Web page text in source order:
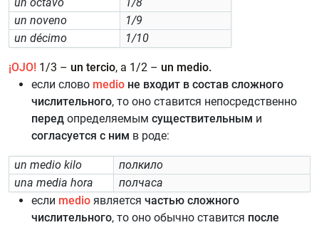
un noveno
1/9
un décimo
1/10
¡OJO! 1/3 – un tercio, а 1/2 – un medio.
если слово medio не входит в состав сложного
числительного, то оно ставится непосредственно
перед определяемым существительным и
согласуется с ним в роде:
un medio kilo
полкило
una media hora
полчаса
если medio является частью сложного
числительного, то оно обычно ставится после